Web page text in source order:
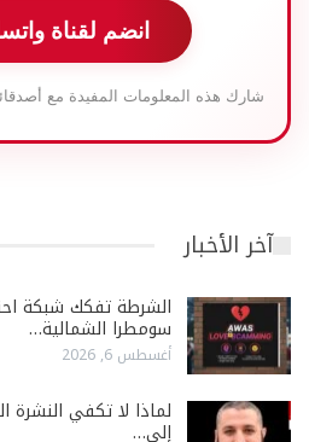
انضم لقناة
شارك هذه المعلومات المفيدة مع
آخر الأخبار
الشرطة تفكك شبكة
سومطرا الشمالية…
أغسطس 6, 2026
لماذا لا تكفي النشرة
إلى…